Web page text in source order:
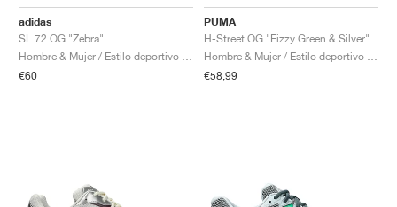
adidas
SL 72 OG "Zebra"
€60
PUMA
H-Street OG "Fizzy Green & Silver"
€58,99